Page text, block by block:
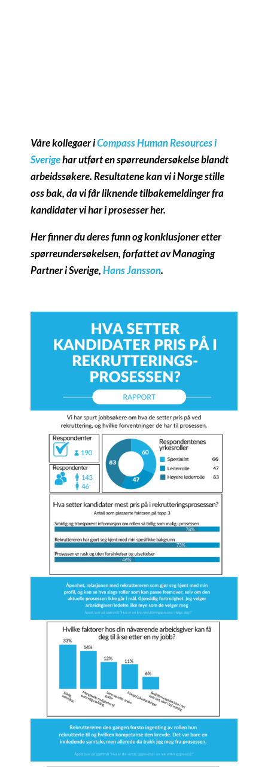
Våre kollegaer iCompass Human Resources i
Sverigehar utført en spørreundersøkelse blandt
arbeidssøkere. Resultatene kan vi i Norge stille
oss bak, da vi får liknende tilbakemeldinger fra
kandidater vi har i prosesser her.
Her finner du deres funn og konklusjoner etter
spørreundersøkelsen, forfattet av Managing
Partner i Sverige,Hans Jansson.